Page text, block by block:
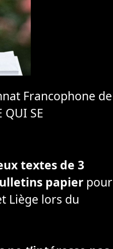
Francophone de
SE
textes de 3
papier pour
Liège lors du